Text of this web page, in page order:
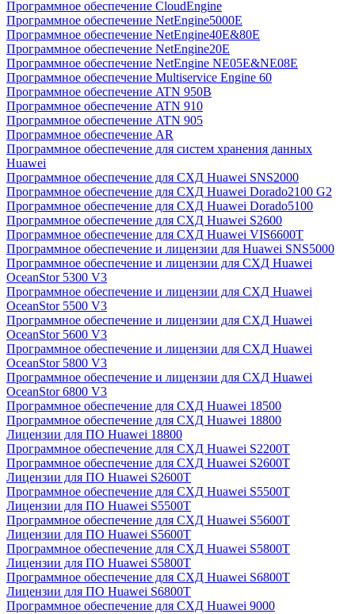
Программное обеспечение CloudEngine
Программное обеспечение NetEngine5000E
Программное обеспечение NetEngine40E&80E
Программное обеспечение NetEngine20E
Программное обеспечение NetEngine NE05E&NE08E
Программное обеспечение Multiservice Engine 60
Программное обеспечение ATN 950B
Программное обеспечение ATN 910
Программное обеспечение ATN 905
Программное обеспечение AR
Программное обеспечение для систем хранения данных
Huawei
Программное обеспечение для СХД Huawei SNS2000
Программное обеспечение для СХД Huawei Dorado2100 G2
Программное обеспечение для СХД Huawei Dorado5100
Программное обеспечение для СХД Huawei S2600
Программное обеспечение для СХД Huawei VIS6600T
Программное обеспечение и лицензии для Huawei SNS5000
Программное обеспечение и лицензии для СХД Huawei
OceanStor 5300 V3
Программное обеспечение и лицензии для СХД Huawei
OceanStor 5500 V3
Программное обеспечение и лицензии для СХД Huawei
OceanStor 5600 V3
Программное обеспечение и лицензии для СХД Huawei
OceanStor 5800 V3
Программное обеспечение и лицензии для СХД Huawei
OceanStor 6800 V3
Программное обеспечение для СХД Huawei 18500
Программное обеспечение для СХД Huawei 18800
Лицензии для ПО Huawei 18800
Программное обеспечение для СХД Huawei S2200T
Программное обеспечение для СХД Huawei S2600T
Лицензии для ПО Huawei S2600T
Программное обеспечение для СХД Huawei S5500T
Лицензии для ПО Huawei S5500T
Программное обеспечение для СХД Huawei S5600T
Лицензии для ПО Huawei S5600T
Программное обеспечение для СХД Huawei S5800T
Лицензии для ПО Huawei S5800T
Программное обеспечение для СХД Huawei S6800T
Лицензии для ПО Huawei S6800T
Программное обеспечение для СХД Huawei 9000